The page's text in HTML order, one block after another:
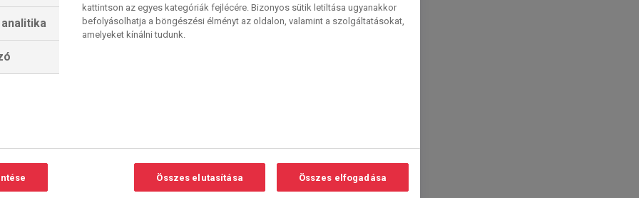
nyilvánvaló okokból. Két
eltelt tucatnyi fordulóban több kiváló meccset
11-et (a legutóbbit a Sporting elleni hazai
22 pont elegendő a negyeddöntőhöz és
és szeretne bosszú állni az őszi 41–27-as
legsúlyosabb veresége.
áll, mindketten 8 győzelmet arattak, egy
csak egyetlen meccset játszottak, azt a
kattintson az egyes kategóriák fejlécére. Bizonyos sütik letiltása ugyanakkor
befolyásolhatja a böngészési élményt az oldalon, valamint a szolgáltatásokat,
amelyeket kínálni tudunk.
Összes elutasítása Összes elfogadása